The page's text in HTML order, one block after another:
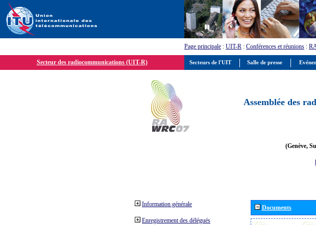
Page principale : UIT-R : Conférences et réunions :
Secteur des radiocommunications (UIT-R)
Assemblée des
(Genève,
Information générale
Enregistrement des délégués
Documents
Secteurs de l'UIT Salle de presse